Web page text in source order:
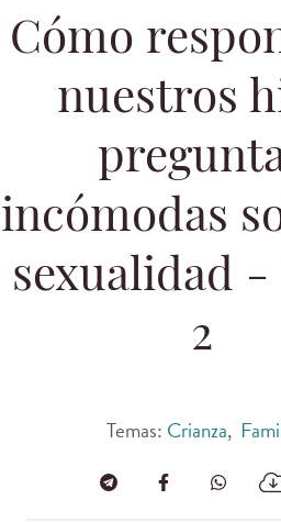
Cómo
nuestros
incómodas
sexualidad -
2
Temas: Crianza,